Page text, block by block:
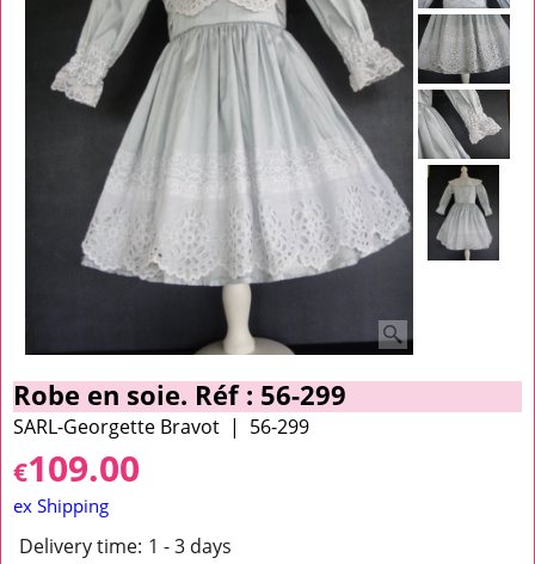
Robe en soie. Réf : 56-299
SARL-Georgette Bravot 56-299
€109.00
ex Shipping
Delivery time: 1 - 3 days